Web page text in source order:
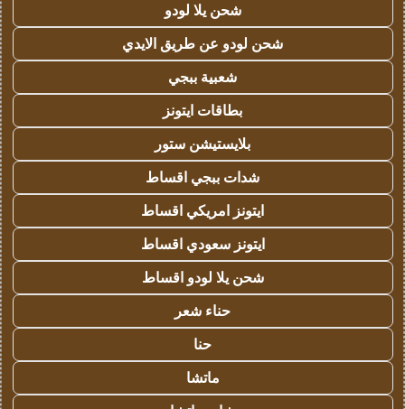
شحن يلا لودو
شحن لودو عن طريق الايدي
شعبية ببجي
بطاقات ايتونز
بلايستيشن ستور
شدات ببجي اقساط
ايتونز امريكي اقساط
ايتونز سعودي اقساط
شحن يلا لودو اقساط
حناء شعر
حنا
ماتشا